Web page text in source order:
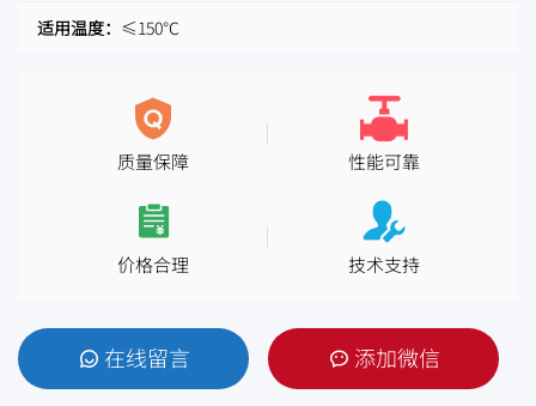
适用温度： ≤150℃
质量保障 性能可靠
价格合理 技术支持
在线留言 添加微信